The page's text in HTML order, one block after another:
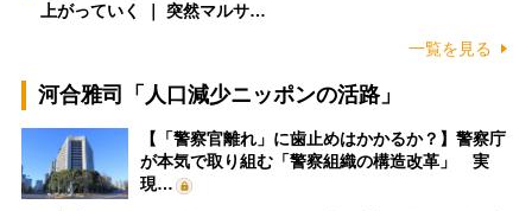
上がっていく ｜ 突然マルサ…
一覧を見る
河合雅司「人口減少ニッポンの活路」
【「警察官離れ」に歯止めはかかるか？】警察庁
が本気で取り組む「警察組織の構造改革」 実
現…